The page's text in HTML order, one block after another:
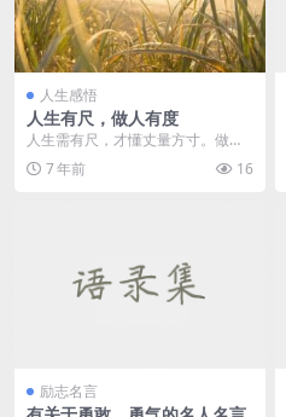
人生感悟
人生有尺，做人有度
人生需有尺，才懂丈量方寸。做人
要有度，才不浑浑噩噩走一遭。 前
路跌跌撞撞，走在脚...
7 年前 16
励志名言